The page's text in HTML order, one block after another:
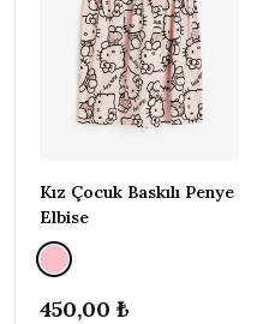
Kız Çocuk Baskılı Penye
Elbise
450,00 ₺